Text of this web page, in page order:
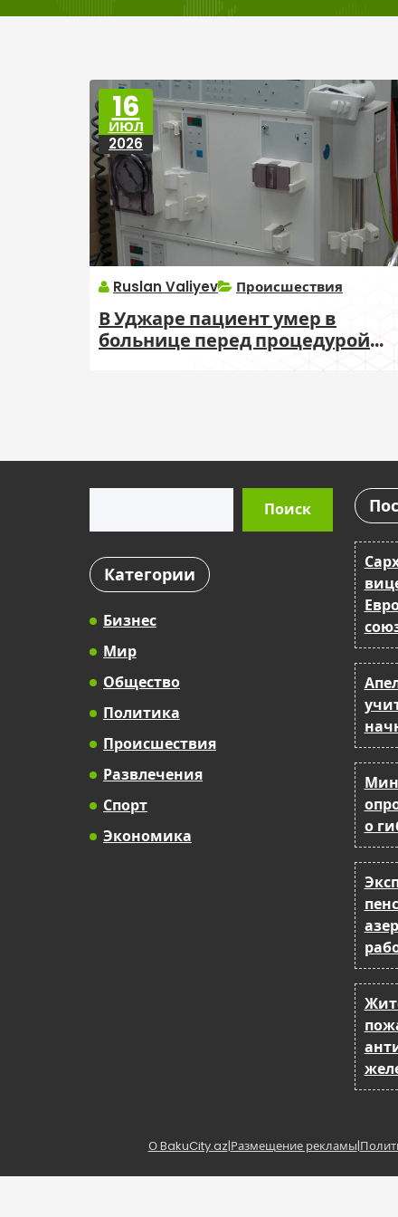
16
ИЮЛ
2026
Ruslan Valiyev Происшествия
В Уджаре пациент умер в
больнице перед процедурой
Поиск
Категории
Бизнес
Мир
Общество
Политика
Происшествия
Развлечения
Спорт
Экономика
о
О BakuCity.az|Размещение рекламы|